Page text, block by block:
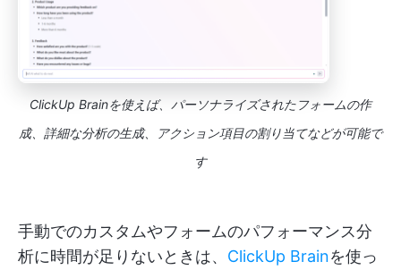
ClickUp Brainを使えば、パーソナライズされたフォームの作
成、詳細な分析の生成、アクション項目の割り当てなどが可能で
す
手動でのカスタムやフォームのパフォーマンス分
析に時間が足りないときは、 ClickUp Brainを使っ